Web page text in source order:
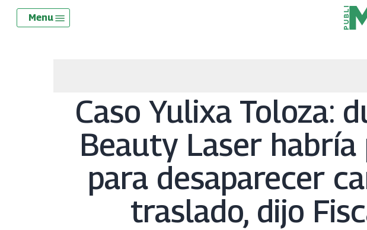
Skip
Menu
Caso Yulixa Toloza:
Beauty Laser habría
para desaparecer
traslado, dijo
Menu